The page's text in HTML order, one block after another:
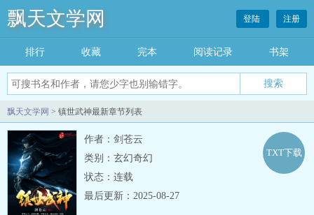
飘天文学网 登陆 注册
排行 收藏 完本 阅读记录 书架
飘天文学网 > 镇世武神最新章节列表
作者：剑苍云
类别：玄幻奇幻
状态：连载
TXT下载
最后更新：2025-08-27